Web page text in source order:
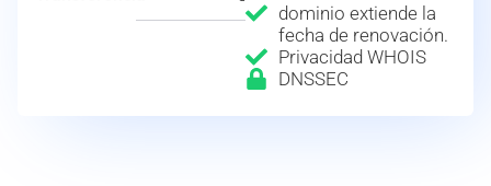
dominio extiende la
fecha de renovación.
Privacidad WHOIS
DNSSEC